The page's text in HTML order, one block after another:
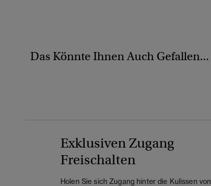
Das Könnte Ihnen Auch Gefallen...
Exklusiven Zugang
Freischalten
Holen Sie sich Zugang hinter die Kulissen von